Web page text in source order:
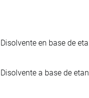
Disolvente en base de
Disolvente a base de